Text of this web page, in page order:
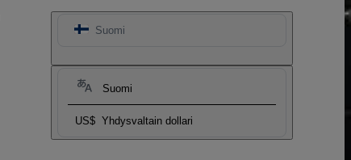
Suomi
Suomi
US$ Yhdysvaltain dollari